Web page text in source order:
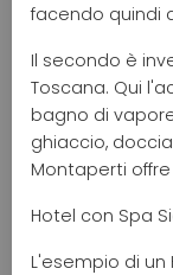
facendo quindi
Il secondo è
Toscana. Qui
bagno di
ghiaccio,
Montaperti
Hotel con Spa
L'esempio di